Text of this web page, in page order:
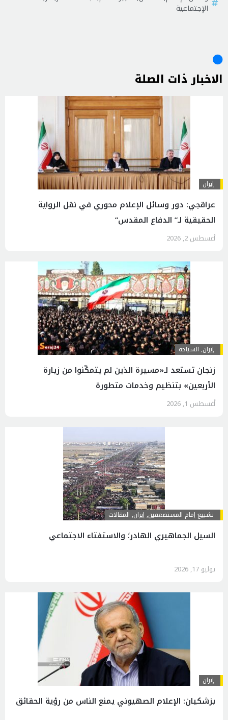
الإجتماعية
الاخبار ذات الصلة
إيران
عراقجي: دور وسائل الإعلام محوري في نقل الرواية
الحقيقية لـ” الدفاع المقدس”
أغسطس 2, 2026
إيران, السياحة
زنجان تستعد لـ«مسيرة الذين لم يتمكّنوا من زيارة
الأربعين» بتنظيم وخدمات متطورة
أغسطس 1, 2026
تشييع إمام المستضعفين,إيران, المقالات
السيل الجماهيري الهادر؛ والاستفتاء الاجتماعي
يوليو 17, 2026
إيران
بزشكيان: الإعلام الصهيوني يمنع الناس من رؤية الحقائق